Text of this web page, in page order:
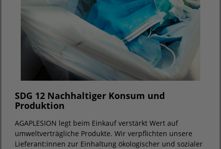
SDG 12 Nachhaltiger Konsum und
Produktion
AGAPLESION legt beim Einkauf verstärkt Wert auf
umweltverträgliche Produkte. Wir verpflichten unsere
Lieferant:innen zur Einhaltung ökologischer und sozialer